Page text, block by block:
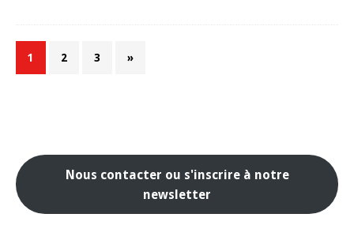
1 2 3 »
Nous contacter ou s'inscrire à notre
newsletter